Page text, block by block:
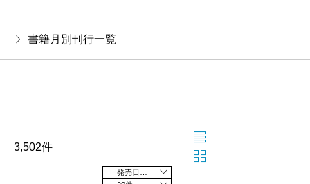
書籍月別刊行一覧
3,502件